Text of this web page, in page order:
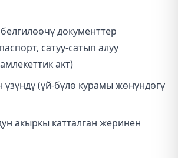
документтер
сатуу-сатып алуу
акт)
үзүндү (үй-бүлө курамы жөнүндөгү
акыркы катталган жеринен